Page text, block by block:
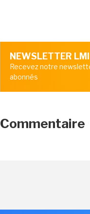
NEWSLETTER LMI
Recevez notre
abonnés
Commentaire